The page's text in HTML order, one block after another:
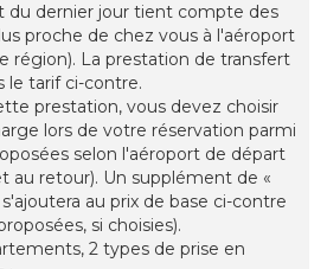
du dernier jour tient compte des
proche de chez vous à l'aéroport
région). La prestation de transfert
le tarif ci-contre.
prestation, vous devez choisir
lors de votre réservation parmi
selon l'aéroport de départ
au retour). Un supplément de «
au prix de base ci-contre
si choisies).
2 types de prise en